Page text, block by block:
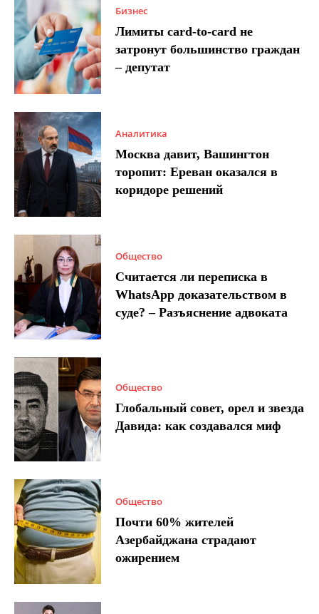
Бизнес
Лимиты card-to-card не
затронут большинство граждан
– депутат
Аналитика
Москва давит, Вашингтон
торопит: Ереван оказался в
коридоре решений
Общество
Считается ли переписка в
WhatsApp доказательством в
суде? – Разъяснение адвоката
Общество
Глобальный совет, орел и звезда
Давида: как создавался миф
Общество
Почти 60% жителей
Азербайджана страдают
ожирением